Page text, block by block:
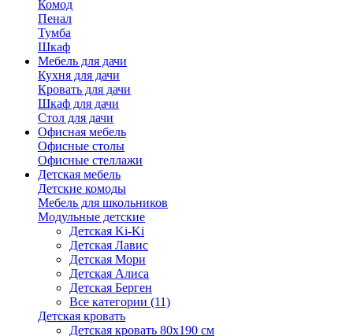
Комод
Пенал
Тумба
Шкаф
Мебель для дачи
Кухня для дачи
Кровать для дачи
Шкаф для дачи
Стол для дачи
Офисная мебель
Офисные столы
Офисные стеллажи
Детская мебель
Детские комоды
Мебель для школьников
Модульные детские
Детская Ki-Ki
Детская Лавис
Детская Мори
Детская Алиса
Детская Берген
Все категории (11)
Детская кровать
Детская кровать 80х190 см